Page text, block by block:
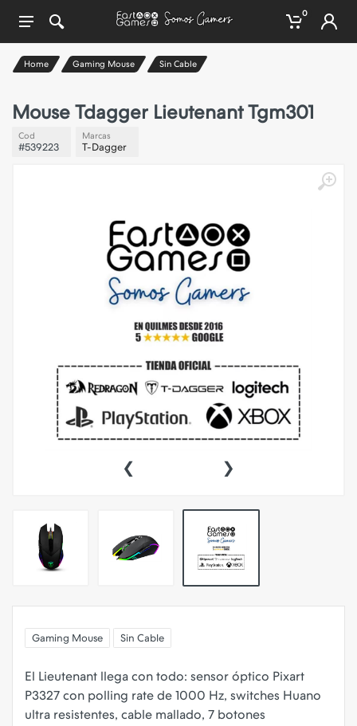
0
Home Gaming Mouse Sin Cable
Mouse Tdagger Lieutenant Tgm301
Cod
#539223
Marcas
T-Dagger
‹ ›
Gaming Mouse Sin Cable
El Lieutenant llega con todo: sensor óptico Pixart
P3327 con polling rate de 1000 Hz, switches Huano
ultra resistentes, cable mallado, 7 botones